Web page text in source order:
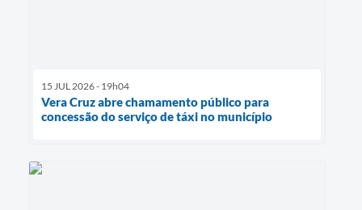
15 JUL 2026 - 19h04
Vera Cruz abre chamamento público para
concessão do serviço de táxi no município